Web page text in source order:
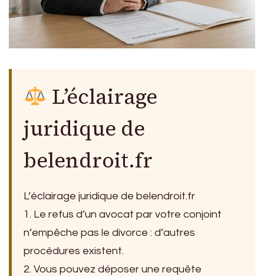
L’éclairage
juridique de
belendroit.fr
L’éclairage juridique de belendroit.fr
1. Le refus d’un avocat par votre conjoint
n’empêche pas le divorce : d’autres
procédures existent.
2. Vous pouvez déposer une requête